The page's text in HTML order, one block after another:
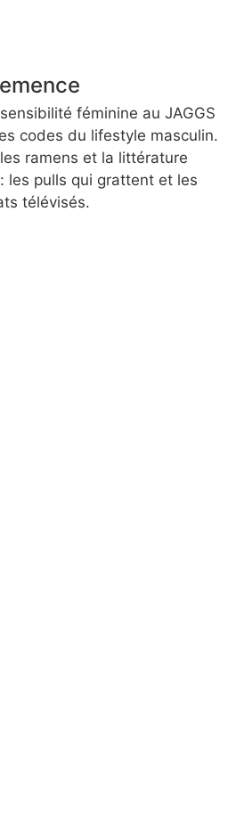
féminine au JAGGS
codes du lifestyle masculin.
ramens et la littérature
les pulls qui grattent et les
télévisés.